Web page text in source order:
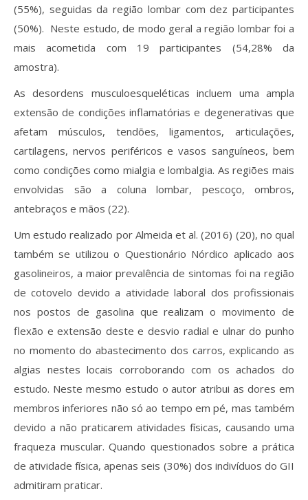
(55%), seguidas da região lombar com dez participantes
(50%). Neste estudo, de modo geral a região lombar foi a
mais acometida com 19 participantes (54,28% da
amostra).
As desordens musculoesqueléticas incluem uma ampla
extensão de condições inflamatórias e degenerativas que
afetam músculos, tendões, ligamentos, articulações,
cartilagens, nervos periféricos e vasos sanguíneos, bem
como condições como mialgia e lombalgia. As regiões mais
envolvidas são a coluna lombar, pescoço, ombros,
antebraços e mãos (22).
Um estudo realizado por Almeida et al. (2016) (20), no qual
também se utilizou o Questionário Nórdico aplicado aos
gasolineiros, a maior prevalência de sintomas foi na região
de cotovelo devido a atividade laboral dos profissionais
nos postos de gasolina que realizam o movimento de
flexão e extensão deste e desvio radial e ulnar do punho
no momento do abastecimento dos carros, explicando as
algias nestes locais corroborando com os achados do
estudo. Neste mesmo estudo o autor atribui as dores em
membros inferiores não só ao tempo em pé, mas também
devido a não praticarem atividades físicas, causando uma
fraqueza muscular. Quando questionados sobre a prática
de atividade física, apenas seis (30%) dos indivíduos do GII
admitiram praticar.